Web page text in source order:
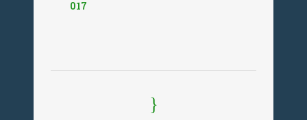
017